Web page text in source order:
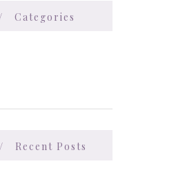
Categories
Recent Posts